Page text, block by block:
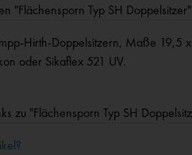
"Flächensporn Typ SH Doppelsitzer"
Hirth-Doppelsitzern, Maße 19,5
oder Sikaflex 521 UV.
zu "Flächensporn Typ SH